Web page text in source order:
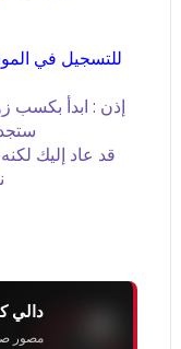
للتسجيل في
إذن : ابدأ بكسب
قد عاد إليك
دالي
مصور